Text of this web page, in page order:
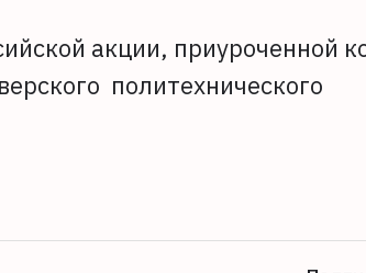
акции, приуроченной
политехнического